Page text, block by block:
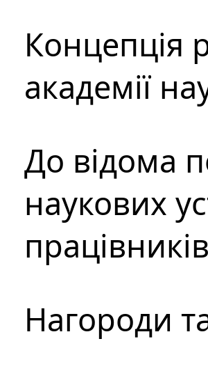
Концепція
академії
До відома
наукових
працівників
Нагороди